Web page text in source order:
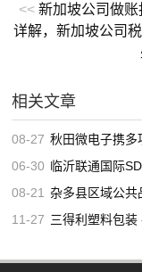
<< 新加坡公司做
详解，新加坡公司
相关文章
08-27 秋田微电子携
06-30 临沂联通国际
08-21 杂多县区域公共品
11-27 三得利塑料包